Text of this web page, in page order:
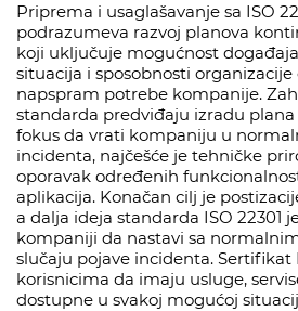
Priprema i usaglašavanje sa ISO
podrazumeva razvoj planova
koji uključuje mogućnost
situacija i sposobnosti
napspram potrebe kompanije.
standarda predviđaju izradu
fokus da vrati kompaniju u
incidenta, najčešće je tehničke
oporavak određenih
aplikacija. Konačan cilj je
a dalja ideja standarda ISO 22301
kompaniji da nastavi sa
slučaju pojave incidenta. Sertifikat
korisnicima da imaju usluge,
dostupne u svakoj mogućoj